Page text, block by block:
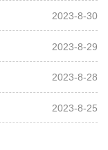
2023-8-30
2023-8-29
2023-8-28
2023-8-25